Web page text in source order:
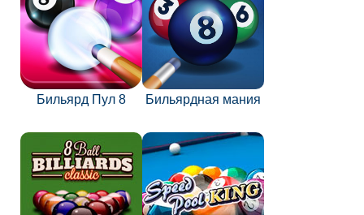
Бильярд Пул 8 Бильярдная мания